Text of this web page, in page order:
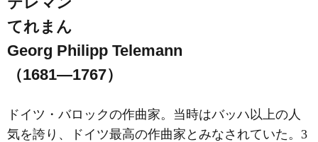
てれまん
Georg Philipp Telemann
（1681―1767）
ドイツ・バロックの作曲家。当時はバッハ以上の人
気を誇り、ドイツ最高の作曲家とみなされていた。3